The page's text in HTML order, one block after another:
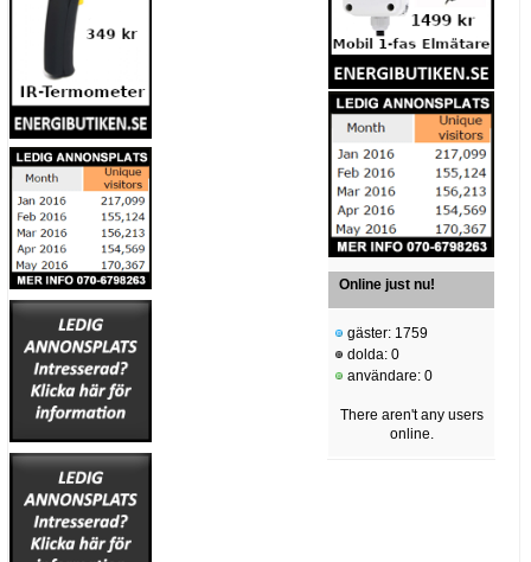
Online just nu!
gäster: 1759
dolda: 0
användare: 0
There aren't any users
online.